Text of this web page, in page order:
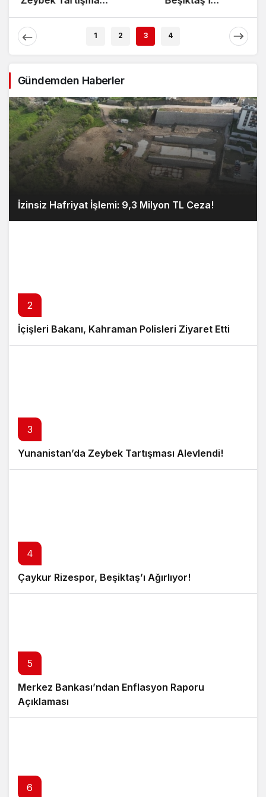
Alevlendi!
Ağırlıyor!
1 2 3 4
Gündemden Haberler
İzinsiz Hafriyat İşlemi: 9,3 Milyon TL Ceza!
2
İçişleri Bakanı, Kahraman Polisleri Ziyaret Etti
3
Yunanistan’da Zeybek Tartışması Alevlendi!
4
Çaykur Rizespor, Beşiktaş’ı Ağırlıyor!
5
Merkez Bankası’ndan Enflasyon Raporu
Açıklaması
6